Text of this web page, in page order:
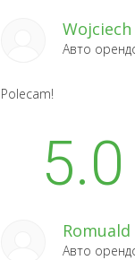
Wojciech
Авто
Polecam!
5.0
Romuald
Авто